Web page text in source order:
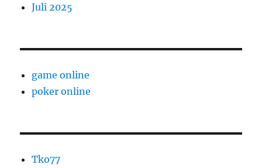
Juli 2025
game online
poker online
Tko77